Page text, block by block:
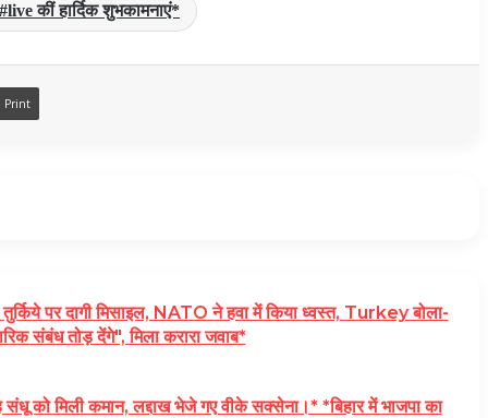
कीं हार्दिक शुभकामनाएं*
Print
पर दागी मिसाइल, NATO ने हवा में किया ध्वस्त, Turkey बोला-
संबंध तोड़ देंगे", मिला करारा जवाब*
कमान, लद्दाख भेजे गए वीके सक्सेना।* *बिहार में भाजपा का